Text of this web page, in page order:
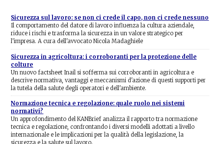
Sicurezza sul lavoro: se non ci crede il capo, non ci crede nessuno
Il comportamento del datore di lavoro influenza la cultura aziendale,
riduce i rischi e trasforma la sicurezza in un valore strategico per
l'impresa. A cura dell'avvocato Nicola Madaghiele
Sicurezza in agricoltura: i corroboranti per la protezione delle
colture
Un nuovo factsheet Inail si sofferma sui corroboranti in agricoltura e
descrive normativa, vantaggi e meccanismi d'azione di questi supporti per
la tutela della salute degli operatori e dell'ambiente.
Normazione tecnica e regolazione: quale ruolo nei sistemi
normativi?
Un approfondimento del KANBrief analizza il rapporto tra normazione
tecnica e regolazione, confrontando i diversi modelli adottati a livello
internazionale e le implicazioni per la qualità della legislazione, la
sicurezza e la salute sul lavoro.